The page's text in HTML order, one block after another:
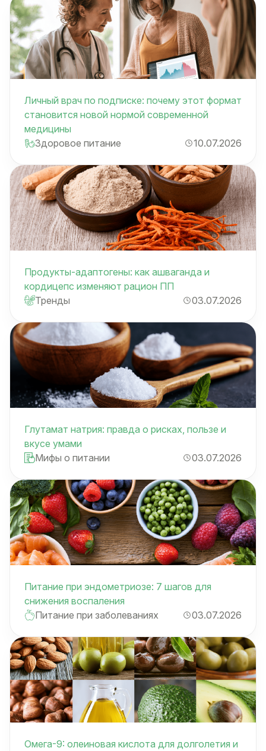
Личный врач по подписке: почему этот формат
становится новой нормой современной
медицины
Здоровое питание
10.07.2026
Продукты-адаптогены: как ашваганда и
кордицепс изменяют рацион ПП
Тренды
03.07.2026
Глутамат натрия: правда о рисках, пользе и
вкусе умами
Мифы о питании
03.07.2026
Питание при эндометриозе: 7 шагов для
снижения воспаления
Питание при заболеваниях
03.07.2026
Омега-9: олеиновая кислота для долголетия и